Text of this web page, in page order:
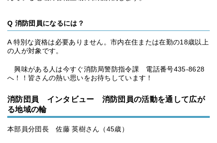
Q 消防団員になるには？
A 特別な資格は必要ありません。市内在住または在勤の18歳以上
の人が対象です。
興味がある人は今すぐ消防局警防指令課 電話番号435-8628
へ！！皆さんの熱い思いをお待ちしています！
消防団員 インタビュー 消防団員の活動を通して広が
る地域の輪
本部員分団長 佐藤 英樹さん（45歳）